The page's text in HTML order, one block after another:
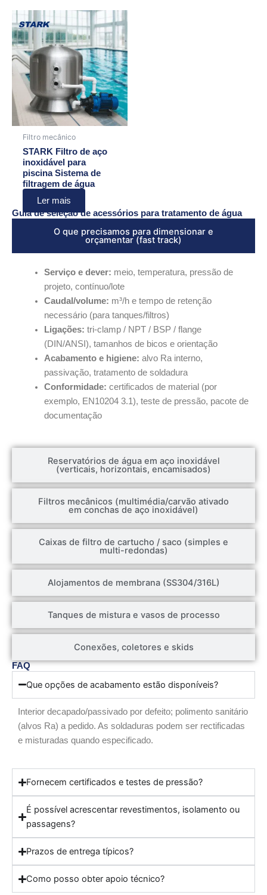
Filtro mecânico
STARK Filtro de aço
inoxidável para
piscina Sistema de
filtragem de água
Ler mais
Guia de seleção de acessórios para tratamento de água
O que precisamos para dimensionar e
orçamentar (fast track)
Reservatórios de água em aço inoxidável
(verticais, horizontais, encamisados)
Filtros mecânicos (multimédia/carvão ativado
em conchas de aço inoxidável)
Caixas de filtro de cartucho / saco (simples e
multi-redondas)
Alojamentos de membrana (SS304/316L)
Tanques de mistura e vasos de processo
Conexões, coletores e skids
Serviço e dever: meio, temperatura, pressão de
projeto, contínuo/lote
Caudal/volume: m³/h e tempo de retenção
necessário (para tanques/filtros)
Ligações: tri-clamp / NPT / BSP / flange
(DIN/ANSI), tamanhos de bicos e orientação
Acabamento e higiene: alvo Ra interno,
passivação, tratamento de soldadura
Conformidade: certificados de material (por
exemplo, EN10204 3.1), teste de pressão, pacote de
documentação
FAQ
Que opções de acabamento estão disponíveis?
Interior decapado/passivado por defeito; polimento sanitário
(alvos Ra) a pedido. As soldaduras podem ser rectificadas
e misturadas quando especificado.
Fornecem certificados e testes de pressão?
É possível acrescentar revestimentos, isolamento ou
passagens?
Prazos de entrega típicos?
Como posso obter apoio técnico?